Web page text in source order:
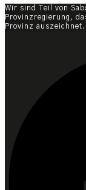
Wir sind Teil von
Provinzregierung,
Provinz auszeichnet.